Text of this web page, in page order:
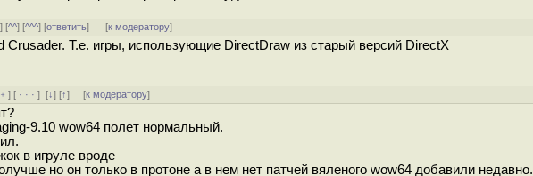
] [^^] [^^^] [ответить] [к модератору]
Crusader. Т.е. игры, использующие DirectDraw из старый версий DirectX
] [ · · ·][↓] [↑] [к модератору]
9.10 wow64 полет нормальный.
в игруле вроде
но он только в протоне а в нем нет патчей вяленого wow64 добавили недавно.